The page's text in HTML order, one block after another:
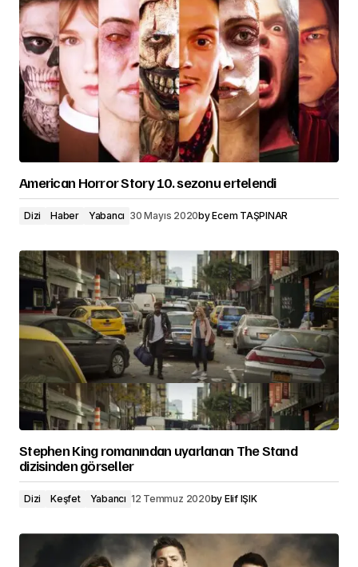
American Horror Story 10. sezonu ertelendi
Dizi Haber Yabancı 30 Mayıs 2020byEcem TAŞPINAR
Stephen King romanından uyarlanan The Stand
dizisinden görseller
Dizi Keşfet Yabancı 12 Temmuz 2020by Elif IŞIK